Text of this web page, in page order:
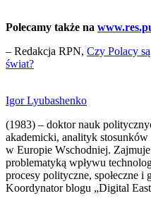
Polecamy także na
– Redakcja RPN, Czy Polacy
świat?
Igor Lyubashenko
(1983) – doktor nauk
akademicki, analityk
w Europie Wschodniej. Zajmuje
problematyką wpływu
procesy polityczne, społeczne i
Koordynator blogu „Digital